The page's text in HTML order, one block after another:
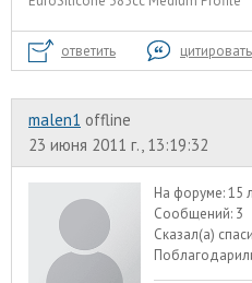
ответить цитировать
malen1 offline
23 июня 2011 г., 13:19:32
На форуме:15
Сообщений: 3
Сказал(а)